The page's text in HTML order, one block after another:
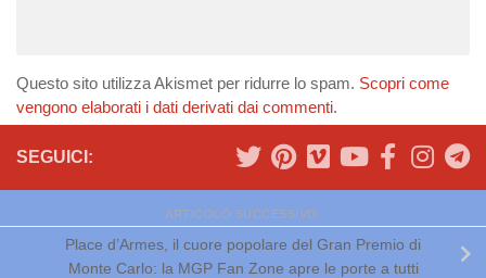
Questo sito utilizza Akismet per ridurre lo spam. Scopri come
vengono elaborati i dati derivati dai commenti.
SEGUICI:
ARTICOLO SUCCESSIVO
Place d’Armes, il cuore popolare del Gran Premio di
Monte Carlo: la MGP Fan Zone apre le porte a tutti